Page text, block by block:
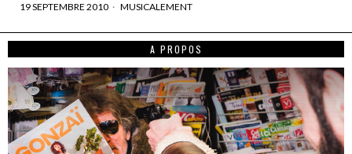
19 SEPTEMBRE 2010 MUSICALEMENT
A PROPOS